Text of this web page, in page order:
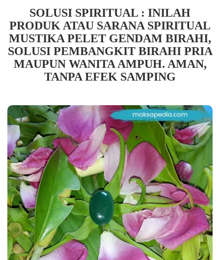
SOLUSI SPIRITUAL : INILAH
PRODUK ATAU SARANA SPIRITUAL
MUSTIKA PELET GENDAM BIRAHI,
SOLUSI PEMBANGKIT BIRAHI PRIA
MAUPUN WANITA AMPUH. AMAN,
TANPA EFEK SAMPING